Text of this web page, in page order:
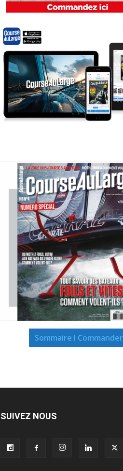
Sommaire I Commander
SUIVEZ NOUS